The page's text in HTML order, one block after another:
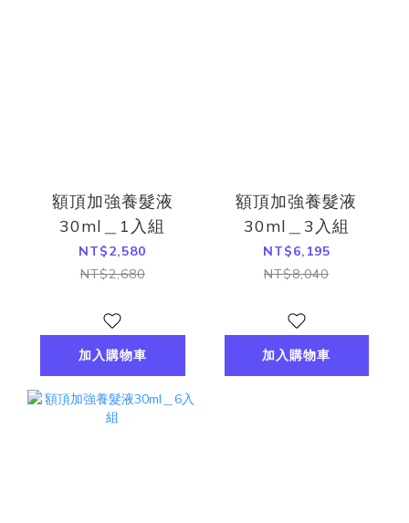
額頂加強養髮液
30ml＿1入組
NT$2,580
NT$2,680
加入購物車
額頂加強養髮液
30ml＿3入組
NT$6,195
NT$8,040
加入購物車